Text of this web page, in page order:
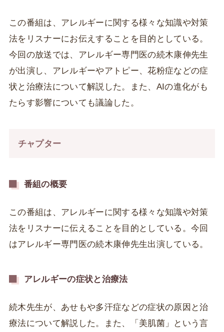
この番組は、アレルギーに関する様々な知識や対策
法をリスナーにお伝えすることを目的としている。
今回の放送では、アレルギー専門医の続木康伸先生
が出演し、アレルギーやアトピー、花粉症などの症
状と治療法について解説した。また、AIの進化がも
たらす影響についても議論した。
チャプター
番組の概要
この番組は、アレルギーに関する様々な知識や対策
法をリスナーに伝えることを目的としている。今回
はアレルギー専門医の続木康伸先生出演している。
アレルギーの症状と治療法
続木先生が、あせもや多汗症などの症状の原因と治
療法について解説した。また、「美肌菌」という言